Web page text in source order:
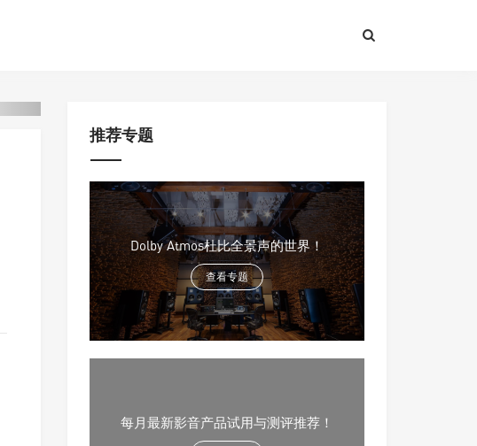
推荐专题
Dolby Atmos杜比全景声的世界！
查看专题
每月最新影音产品试用与测评推荐！